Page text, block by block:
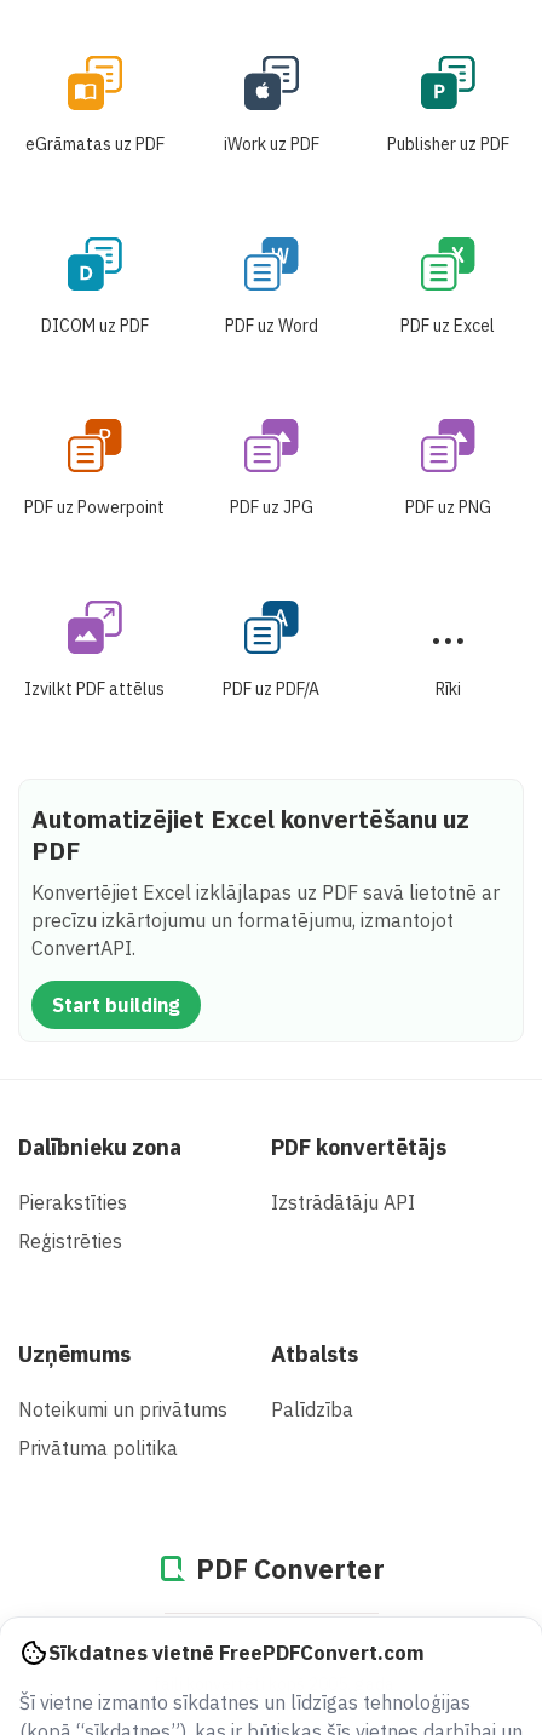
eGrāmatas uz PDF iWork uz PDF Publisher uz PDF
DICOM uz PDF PDF uz Word PDF uz Excel
PDF uz Powerpoint PDF uz JPG PDF uz PNG
Izvilkt PDF attēlus PDF uz PDF/A Rīki
Automatizējiet Excel konvertēšanu uz
PDF
Konvertējiet Excel izklājlapas uz PDF savā lietotnē ar
precīzu izkārtojumu un formatējumu, izmantojot
ConvertAPI.
Start building
Dalībnieku zona
Pierakstīties
Reģistrēties
PDF konvertētājs
Izstrādātāju API
Uzņēmums
Noteikumi un privātums
Privātuma politika
Atbalsts
Palīdzība
PDF Converter
935179145691
Sīkdatnes vietnē FreePDFConvert.com
Šī vietne izmanto sīkdatnes un līdzīgas tehnoloģijas